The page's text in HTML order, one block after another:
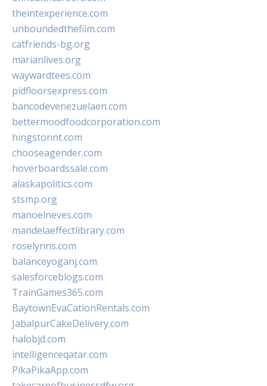
theintexperience.com
unboundedthefilm.com
catfriends-bg.org
marianlives.org
waywardtees.com
pidfloorsexpress.com
bancodevenezuelaen.com
bettermoodfoodcorporation.com
hingstonnt.com
chooseagender.com
hoverboardssale.com
alaskapolitics.com
stsmp.org
manoelneves.com
mandelaeffectlibrary.com
roselynns.com
balanceyoganj.com
salesforceblogs.com
TrainGames365.com
BaytownEvaCationRentals.com
JabalpurCakeDelivery.com
halobjd.com
intelligenceqatar.com
PikaPikaApp.com